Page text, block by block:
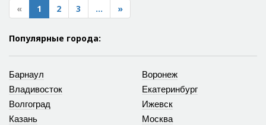
« 1 2 3 ... »
Популярные города:
Барнаул
Владивосток
Волгоград
Воронеж
Екатеринбург
Ижевск
Казань
Москва